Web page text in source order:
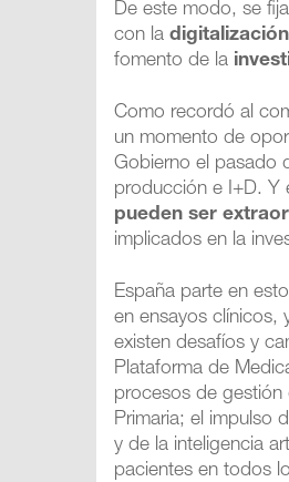
De este modo, se
con ladigitalización
fomento de la
Como recordó al
un momento de
Gobierno el pasado
producción e I+D. Y
pueden ser
implicados en la
España parte en
en ensayos clínicos,
existen desafíos y
Plataforma de
procesos de gestión
Primaria; el impulso
y de la inteligencia
pacientes en todos